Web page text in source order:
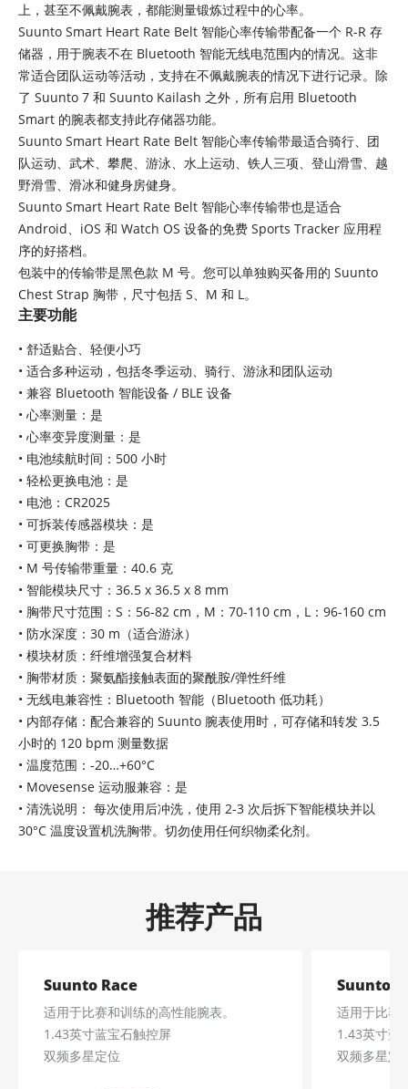
上，甚至不佩戴腕表，都能测量锻炼过程中的心率。
Suunto Smart Heart Rate Belt 智能心率传输带配备一个 R-R 存
储器，用于腕表不在 Bluetooth 智能无线电范围内的情况。这非
常适合团队运动等活动，支持在不佩戴腕表的情况下进行记录。除
了 Suunto 7 和 Suunto Kailash 之外，所有启用 Bluetooth
Smart 的腕表都支持此存储器功能。
Suunto Smart Heart Rate Belt 智能心率传输带最适合骑行、团
队运动、武术、攀爬、游泳、水上运动、铁人三项、登山滑雪、越
野滑雪、滑冰和健身房健身。
Suunto Smart Heart Rate Belt 智能心率传输带也是适合
Android、iOS 和 Watch OS 设备的免费 Sports Tracker 应用程
序的好搭档。
包装中的传输带是黑色款 M 号。您可以单独购买备用的 Suunto
Chest Strap 胸带，尺寸包括 S、M 和 L。
主要功能
• 舒适贴合、轻便小巧
• 适合多种运动，包括冬季运动、骑行、游泳和团队运动
• 兼容 Bluetooth 智能设备 / BLE 设备
• 心率测量：是
• 心率变异度测量：是
• 电池续航时间：500 小时
• 轻松更换电池：是
• 电池：CR2025
• 可拆装传感器模块：是
• 可更换胸带：是
• M 号传输带重量：40.6 克
• 智能模块尺寸：36.5 x 36.5 x 8 mm
• 胸带尺寸范围：S：56-82 cm，M：70-110 cm，L：96-160 cm
• 防水深度：30 m（适合游泳）
• 模块材质：纤维增强复合材料
• 胸带材质：聚氨酯接触表面的聚酰胺/弹性纤维
• 无线电兼容性：Bluetooth 智能（Bluetooth 低功耗）
• 内部存储：配合兼容的 Suunto 腕表使用时，可存储和转发 3.5
小时的 120 bpm 测量数据
• 温度范围：-20…+60°C
• Movesense 运动服兼容：是
• 清洗说明： 每次使用后冲洗，使用 2-3 次后拆下智能模块并以
30°C 温度设置机洗胸带。切勿使用任何织物柔化剂。
推荐产品
Suunto Race
适用于比赛和训练的高性能腕表。
1.43英寸蓝宝石触控屏
双频多星定位
Suunto
适用于比赛
1.43英寸蓝
双频多星定